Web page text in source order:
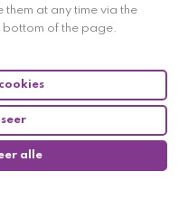
them at any time via the
bottom of the page.
alle